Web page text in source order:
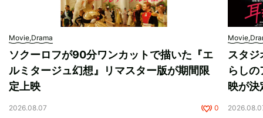
Movie,Drama
ソクーロフが90分ワンカットで描いた『エ
ルミタージュ幻想』リマスター版が期間限
定上映
2026.08.07 0
スタ
らし
映が決